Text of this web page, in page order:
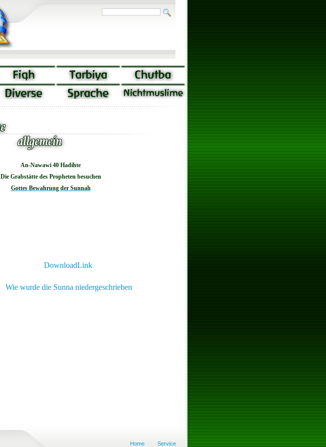
An-Nawawi 40 Hadihte
Die Grabstätte des Propheten besuchen
Gottes Bewahrung der Sunnah
DownloadLink
Wie wurde die Sunna niedergeschrieben
Home Service